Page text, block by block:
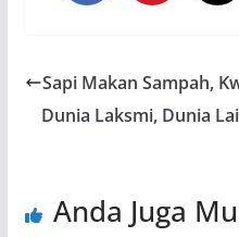
Sapi Makan Sampah,
Dunia Laksmi, Dunia
Anda Juga